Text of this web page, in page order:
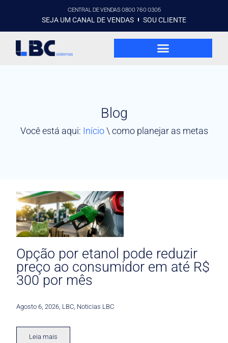
CENTRAL DE VENDAS 0800 760 0305
SEJA UM CANAL DE VENDAS SOU CLIENTE
Blog
Você está aqui: Início\ como planejar as metas
Opção por etanol pode reduzir
preço ao consumidor em até R$
300 por mês
Agosto 6, 2026 LBC Noticias LBC
Leia mais